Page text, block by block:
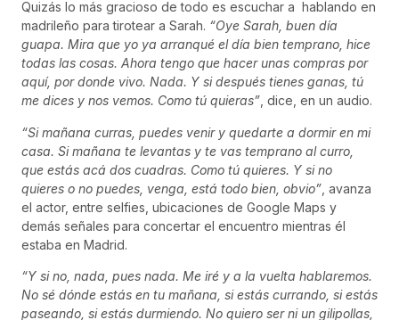
Quizás lo más gracioso de todo es escuchar a hablando en
madrileño para tirotear a Sarah. “Oye Sarah, buen día
guapa. Mira que yo ya arranqué el día bien temprano, hice
todas las cosas. Ahora tengo que hacer unas compras por
aquí, por donde vivo. Nada. Y si después tienes ganas, tú
me dices y nos vemos. Como tú quieras” , dice, en un audio.
“Si mañana curras, puedes venir y quedarte a dormir en mi
casa. Si mañana te levantas y te vas temprano al curro,
que estás acá dos cuadras. Como tú quieres. Y si no
quieres o no puedes, venga, está todo bien, obvio” , avanza
el actor, entre selfies, ubicaciones de Google Maps y
demás señales para concertar el encuentro mientras él
estaba en Madrid.
“Y si no, nada, pues nada. Me iré y a la vuelta hablaremos.
No sé dónde estás en tu mañana, si estás currando, si estás
paseando, si estás durmiendo. No quiero ser ni un gilipollas,